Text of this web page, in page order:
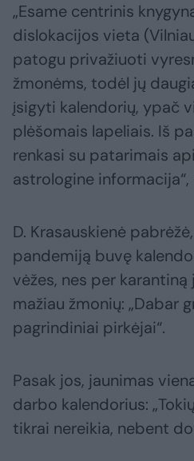
„Esame centrinis
dislokacijos vieta
patogu privažiuoti
žmonėms, todėl jų
įsigyti kalendorių, ypač
plėšomais lapeliais. Iš
renkasi su patarimais
astrologine
D. Krasauskienė
pandemiją buvę
vėžes, nes per
mažiau žmonių: „Dabar
pagrindiniai pirkėjai“.
Pasak jos, jaunimas
darbo kalendorius:
tikrai nereikia, nebent